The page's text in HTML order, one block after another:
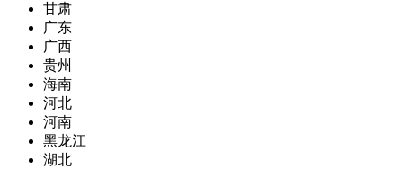
甘肃
广东
广西
贵州
海南
河北
河南
黑龙江
湖北